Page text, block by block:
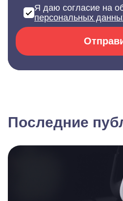
Я даю согласие на
персональных
Последние